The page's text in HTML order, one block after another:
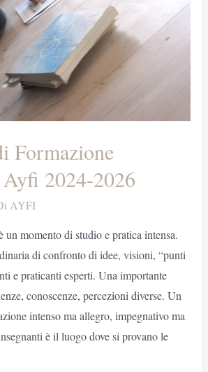
Formazione
2024-2026
AYFI
un momento di studio e pratica intensa.
di confronto di idee, visioni, “punti
e praticanti esperti. Una importante
conoscenze, percezioni diverse. Un
intenso ma allegro, impegnativo ma
è il luogo dove si provano le